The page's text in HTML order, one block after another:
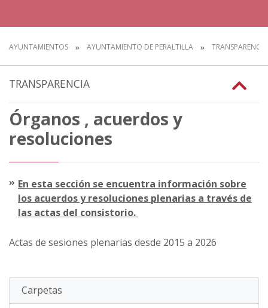
AYUNTAMIENTOS AYUNTAMIENTO DE PERALTILLA TRANSPARENCIA
TRANSPARENCIA
Órganos , acuerdos y
resoluciones
En esta sección se encuentra información sobre
los acuerdos y resoluciones plenarias a través de
las actas del consistorio.
Actas de sesiones plenarias desde 2015 a 2026
Carpetas